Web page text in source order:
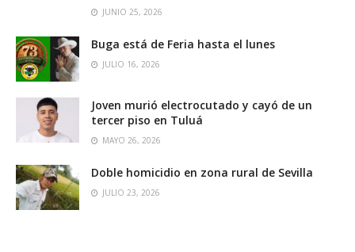
JUNIO 25, 2026
Buga está de Feria hasta el lunes
JULIO 16, 2026
Joven murió electrocutado y cayó de un
tercer piso en Tuluá
MAYO 26, 2026
Doble homicidio en zona rural de Sevilla
JULIO 23, 2026